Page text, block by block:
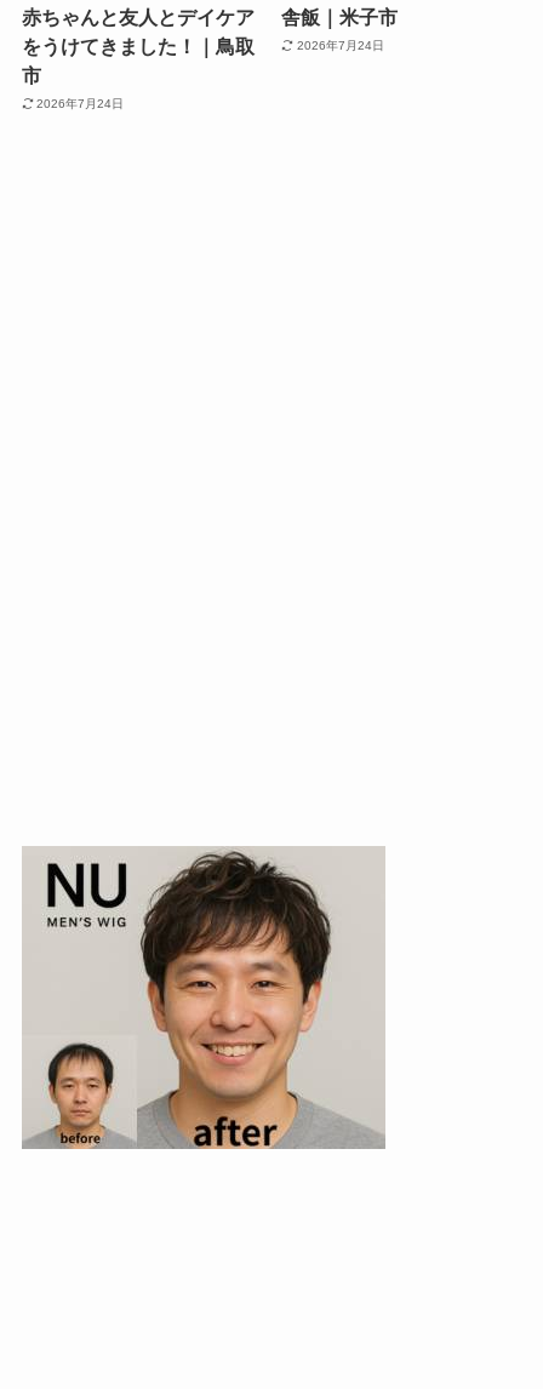
赤ちゃんと友人とデイケア
をうけてきました！｜鳥取
市
2026年7月24日
舎飯｜米子市
2026年7月24日